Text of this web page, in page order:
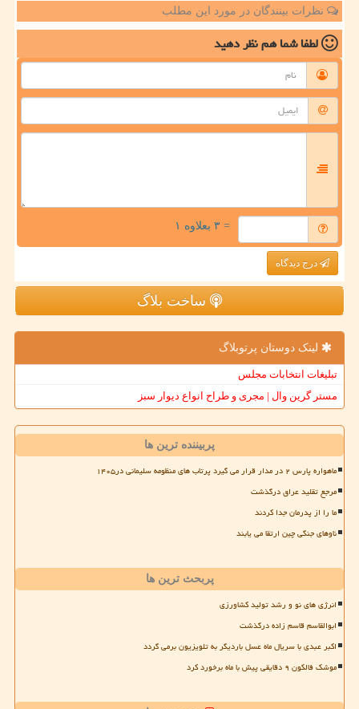
نظرات بینندگان در مورد این مطلب
لطفا شما همنظر دهید
= ۳ بعلاوه ۱
درج دیدگاه
ساخت بلاگ
لینک دوستان پرتوبلاگ
تبلیغات انتخابات مجلس
مستر گرین وال | مجری و طراح انواع دیوار سبز
پربیننده ترین ها
ماهواره پارس ۲ در مدار قرار می گیرد پرتاب های منظومه سلیمانی در۱۴۰۵
مرجع تقلید عراق درگذشت
ما را از پدرمان جدا کردند
ناوهای جنگی چین ارتقا می یابند
پربحث ترین ها
انرژی های نو و رشد تولید کشاورزی
ابوالقاسم قاسم زاده درگذشت
اکبر عبدی با سریال ماه عسل باردیگر به تلویزیون برمی گردد
موشک فالکون ۹ دقایقی پیش با ماه برخورد کرد